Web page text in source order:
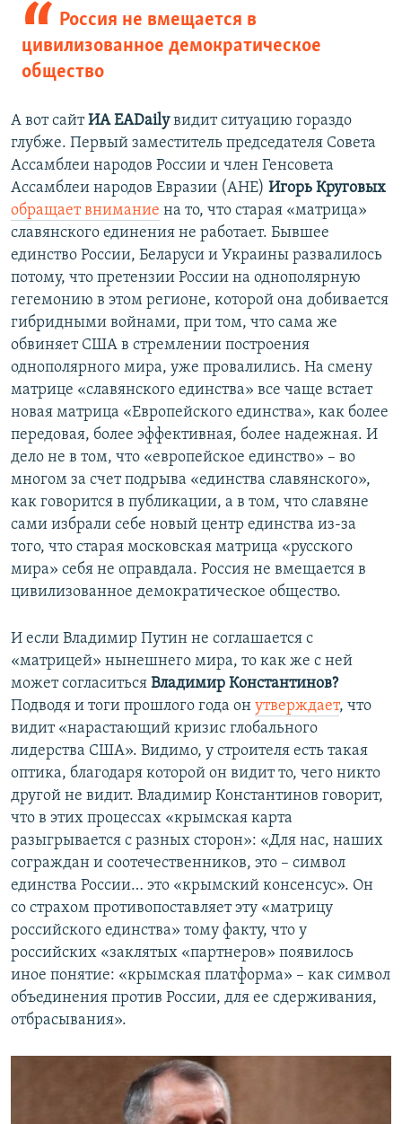
Россия не вмещается в
цивилизованное демократическое
общество
А вот сайтИА EADailyвидит ситуацию гораздо
глубже. Первый заместитель председателя Совета
Ассамблеи народов России и член Генсовета
Ассамблеи народов Евразии (АНЕ) Игорь Круговых
обращает внимание на то, что старая «матрица»
славянского единения не работает. Бывшее
единство России, Беларуси и Украины развалилось
потому, что претензии России на однополярную
гегемонию в этом регионе, которой она добивается
гибридными войнами, при том, что сама же
обвиняет США в стремлении построения
однополярного мира, уже провалились. На смену
матрице «славянского единства» все чаще встает
новая матрица «Европейского единства», как более
передовая, более эффективная, более надежная. И
дело не в том, что «европейское единство» – во
многом за счет подрыва «единства славянского»,
как говорится в публикации, а в том, что славяне
сами избрали себе новый центр единства из-за
того, что старая московская матрица «русского
мира» себя не оправдала. Россия не вмещается в
цивилизованное демократическое общество.
И если Владимир Путин не соглашается с
«матрицей» нынешнего мира, то как же с ней
может согласиться Владимир Константинов?
Подводя и тоги прошлого года он утверждает, что
видит «нарастающий кризис глобального
лидерства США». Видимо, у строителя есть такая
оптика, благодаря которой он видит то, чего никто
другой не видит. Владимир Константинов говорит,
что в этих процессах «крымская карта
разыгрывается с разных сторон»: «Для нас, наших
сограждан и соотечественников, это – символ
единства России… это «крымский консенсус». Он
со страхом противопоставляет эту «матрицу
российского единства» тому факту, что у
российских «заклятых «партнеров» появилось
иное понятие: «крымская платформа» – как символ
объединения против России, для ее сдерживания,
отбрасывания».